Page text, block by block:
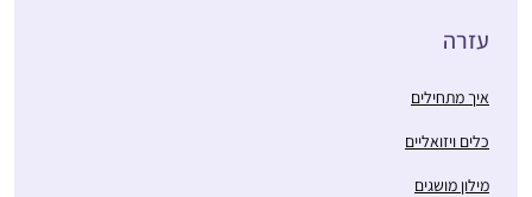
עזרה
איך מתחילים
כלים ויזואליים
מילון מושגים